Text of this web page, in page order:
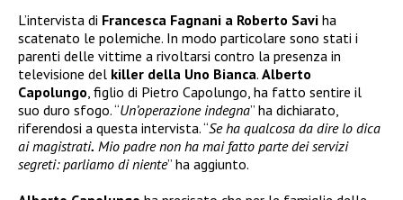
L’intervista di Francesca Fagnani a Roberto Savi ha
scatenato le polemiche. In modo particolare sono stati i
parenti delle vittime a rivoltarsi contro la presenza in
televisione del killer della Uno Bianca. Alberto
Capolungo, figlio di Pietro Capolungo, ha fatto sentire il
suo duro sfogo. “Un’operazione indegna” ha dichiarato,
riferendosi a questa intervista. “Se ha qualcosa da dire lo dica
ai magistrati. Mio padre non ha mai fatto parte dei servizi
segreti: parliamo di niente” ha aggiunto.